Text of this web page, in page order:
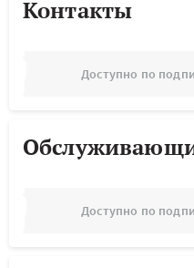
Контакты
Доступно по
Доступно по